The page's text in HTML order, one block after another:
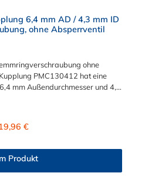
6,4 mm AD / 4,3 mm ID
ohne Absperrventil
ohne
PMC130412 hat eine
mm Außendurchmesser und 4,3
können diese CPC Kupplung mit
Regulärer Preis:
€
Produkt